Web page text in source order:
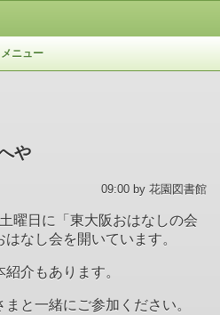
メニュー
や
09:00 by 花園図書館
土曜日に「東大阪おはなしの会
なし会を開いています。
介もあります。
と一緒にご参加ください。